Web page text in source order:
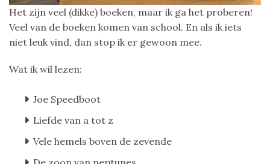
Het zijn veel (dikke) boeken, maar ik ga het proberen!
Veel van de boeken komen van school. En als ik iets
niet leuk vind, dan stop ik er gewoon mee.
Wat ik wil lezen:
Joe Speedboot
Liefde van a tot z
Vele hemels boven de zevende